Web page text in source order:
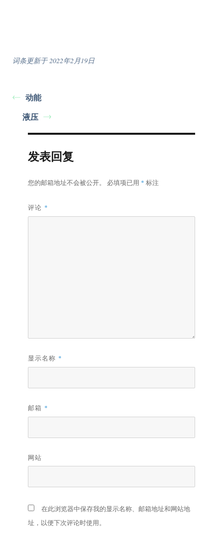
词条更新于 2022年2月19日
动能
液压
发表回复
您的邮箱地址不会被公开。 必填项已用 * 标注
评论 *
显示名称 *
邮箱 *
网站
在此浏览器中保存我的显示名称、邮箱地址和网站地
址，以便下次评论时使用。